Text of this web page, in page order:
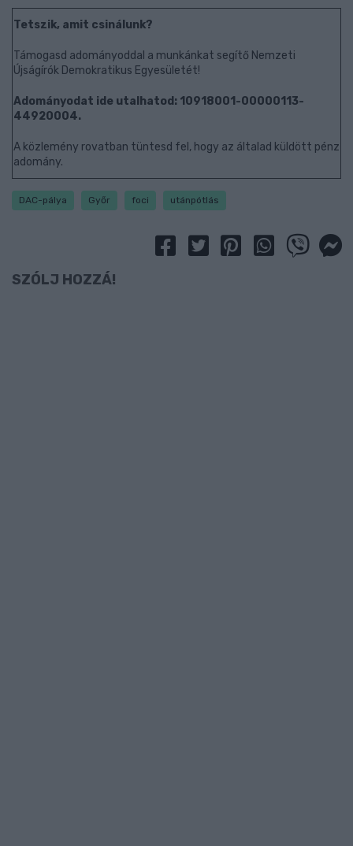
Tetszik, amit csinálunk?
Támogasd adományoddal a munkánkat segítő Nemzeti
Újságírók Demokratikus Egyesületét!
Adományodat ide utalhatod: 10918001-00000113-
44920004.
A közlemény rovatban tüntesd fel, hogy az általad küldött pénz
adomány.
DAC-pálya Győr foci utánpótlás
SZÓLJ HOZZÁ!